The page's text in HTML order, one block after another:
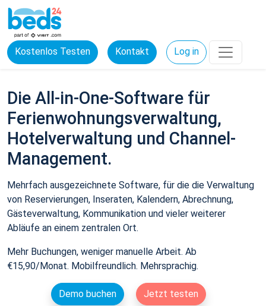
Kostenlos Testen Kontakt Log in
Die All-in-One-Software für
Ferienwohnungsverwaltung,
Hotelverwaltung und Channel-
Management.
Mehrfach ausgezeichnete Software, für die die Verwaltung
von Reservierungen, Inseraten, Kalendern, Abrechnung,
Gästeverwaltung, Kommunikation und vieler weiterer
Abläufe an einem zentralen Ort.
Mehr Buchungen, weniger manuelle Arbeit. Ab
€15,90/Monat. Mobilfreundlich. Mehrsprachig.
Demo buchen
Jetzt testen